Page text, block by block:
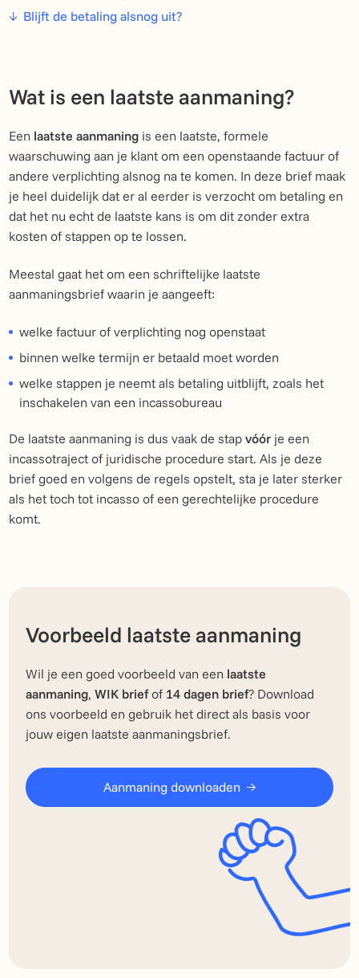
Blijft de betaling alsnog uit?
Wat is een laatste aanmaning?
Een laatste aanmaningis een laatste, formele
waarschuwing aan je klant om een openstaande factuur of
andere verplichting alsnog na te komen. In deze brief maak
je heel duidelijk dat er al eerder is verzocht om betaling en
dat het nu echt de laatste kans is om dit zonder extra
kosten of stappen op te lossen.
Meestal gaat het om een schriftelijke laatste
aanmaningsbrief waarin je aangeeft:
welke factuur of verplichting nog openstaat
binnen welke termijn er betaald moet worden
welke stappen je neemt als betaling uitblijft, zoals het
inschakelen van een incassobureau
De laatste aanmaning is dus vaak de stap vóórje een
incassotraject of juridische procedure start. Als je deze
brief goed en volgens de regels opstelt, sta je later sterker
als het toch tot incasso of een gerechtelijke procedure
komt.
Voorbeeld laatste aanmaning
Wil je een goed voorbeeld van een laatste
aanmaning,WIK briefof 14 dagen brief? Download
ons voorbeeld en gebruik het direct als basis voor
jouw eigen laatste aanmaningsbrief.
Aanmaning downloaden